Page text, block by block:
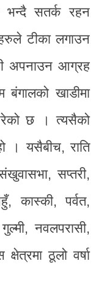
भन्दै सतर्क रहन
टीका लगाउन
अपनाउन आग्रह
बंगालको खाडीमा
छ । त्यसैको
। यसैबीच, राति
सप्तरी,
कास्की, पर्वत,
नवलपरासी,
ठूलो वर्षा